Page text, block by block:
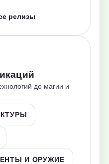
релизы
до магии и
И ОРУЖИЕ